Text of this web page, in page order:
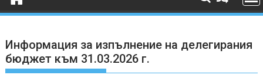
Информация за изпълнение на делегирания
бюджет към 31.03.2026 г.